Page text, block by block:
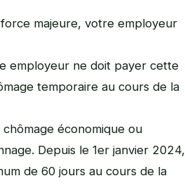
majeure, votre employeur
employeur ne doit payer cette
temporaire au cours de la
économique ou
Depuis le 1er janvier 2024,
de 60 jours au cours de la